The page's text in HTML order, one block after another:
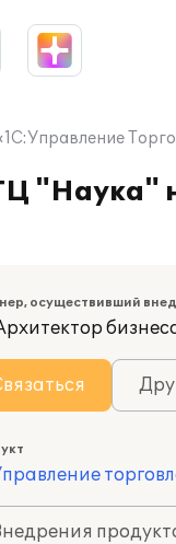
"Наука"
осуществивший